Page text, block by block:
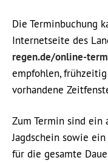
Die Terminbuchung
Internetseite des
regen.de/online-
empfohlen,
vorhandene
Zum Termin sind ein
Jagdschein sowie
für die gesamte